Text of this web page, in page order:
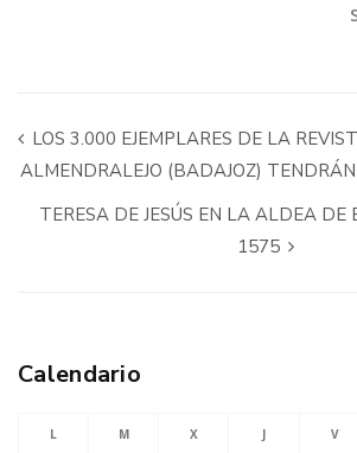
LOS 3.000 EJEMPLARES DE LA
ALMENDRALEJO (BADAJOZ)
TERESA DE JESÚS EN LA ALDEA DE
1575
Calendario
L M X J V